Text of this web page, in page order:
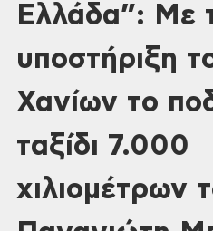
Ελλάδα”: Με
υποστήριξη
Χανίων το
ταξίδι 7.000
χιλιομέτρων